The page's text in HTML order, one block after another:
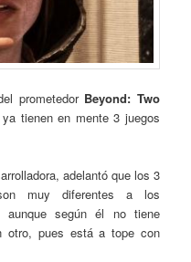
prometedor Beyond: Two
tienen en mente 3 juegos
adelantó que los 3
muy diferentes a los
aunque según él no tiene
otro, pues está a tope con